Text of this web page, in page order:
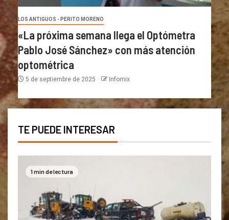
LOS ANTIGUOS - PERITO MORENO
«La próxima semana llega el Optómetra
Pablo José Sánchez» con más atención
optométrica
5 de septiembre de 2025 Infomix
TE PUEDE INTERESAR
1 min de lectura